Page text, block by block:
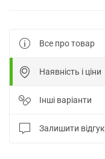
Все про товар
Наявність і ціни
Інші варіанти
Залишити відгук